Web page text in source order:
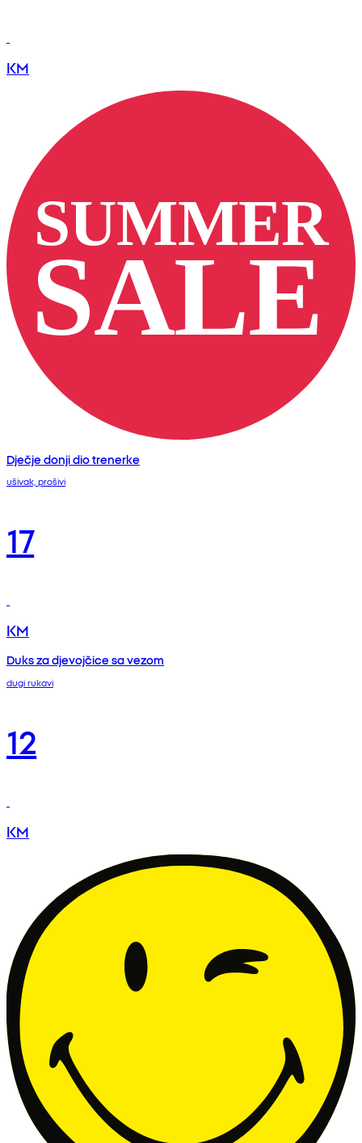
KM
Dječje donji dio trenerke
ušivak, prošivi
17
KM
Duks za djevojčice sa vezom
dugi rukavi
12
KM